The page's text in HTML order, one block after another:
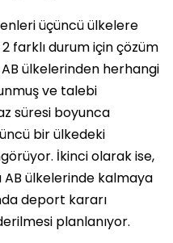
üçüncü ülkelere
farklı durum için çözüm
ülkelerinden herhangi
ve talebi
süresi boyunca
bir ülkedeki
İkinci olarak ise,
ülkelerinde kalmaya
deport kararı
planlanıyor.